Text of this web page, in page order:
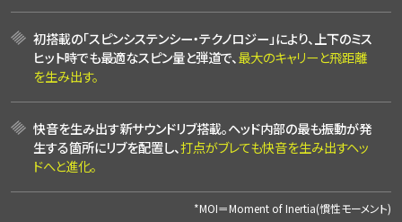
初搭載の「スピンシステンシー・テクノロジー」により、上下のミス
ヒット時でも最適なスピン量と弾道で、最大のキャリーと飛距離
を生み出す。
快音を生み出す新サウンドリブ搭載。ヘッド内部の最も振動が発
生する箇所にリブを配置し、打点がブレても快音を生み出すヘッ
ドへと進化。
*MOI＝Moment of Inertia(慣性モーメント)